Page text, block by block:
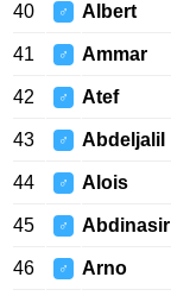
40 ♂ Albert
41 ♂ Ammar
42 ♂ Atef
43 ♂ Abdeljalil
44 ♂ Alois
45 ♂ Abdinasir
46 ♂ Arno